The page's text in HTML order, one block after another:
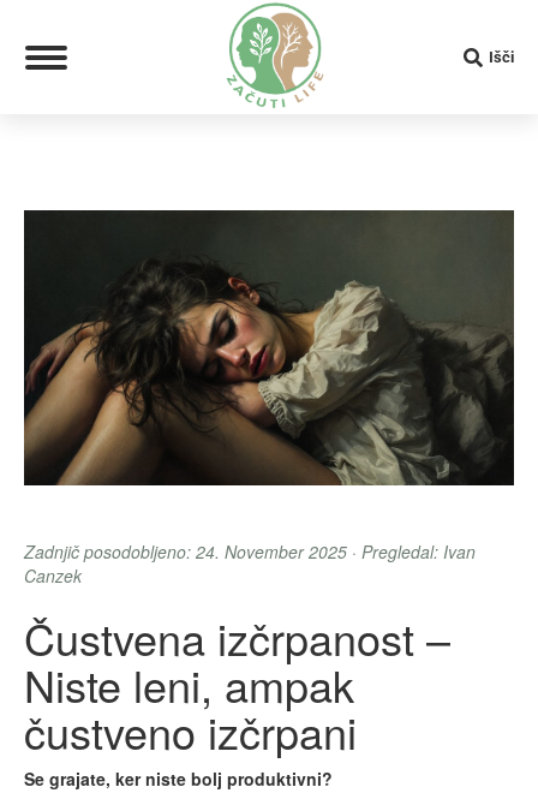
Search:
Išči
Zadnjič posodobljeno: 24. November 2025 · Pregledal: Ivan
Canzek
Čustvena izčrpanost –
Niste leni, ampak
čustveno izčrpani
Se grajate, ker niste bolj produktivni?